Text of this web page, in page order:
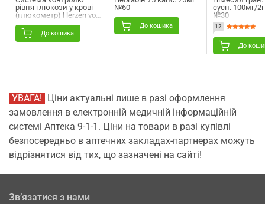
рiвня глюкози у крові
(глюкометр) Herzen von
Стен) модель Ultra
До кошика
№60
До кошика
сусп. 100мг/
№30
12
До
УВАГА!
Ціни актуальні лише в разі оформлення
замовлення в електронній медичній інформаційній
системі Аптека 9-1-1. Ціни на товари в разі купівлі
безпосередньо в аптечних закладах-партнерах можуть
відрізнятися від тих, що зазначені на сайті!
Зв’язатися з нами